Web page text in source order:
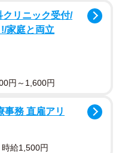
猫
クリニック受付/
家庭と両立
円～1,600円
事務 直雇アリ
給1,500円